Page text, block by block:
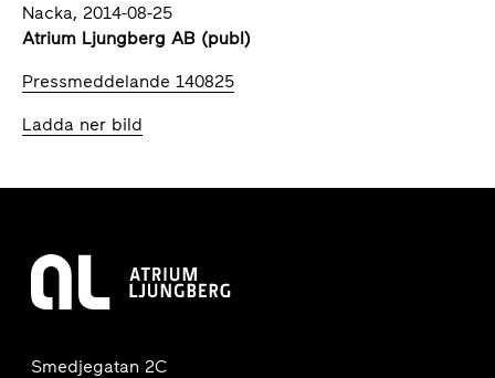
Nacka, 2014-08-25
Atrium Ljungberg AB (publ)
Pressmeddelande 140825
Ladda ner bild
Smedjegatan 2C